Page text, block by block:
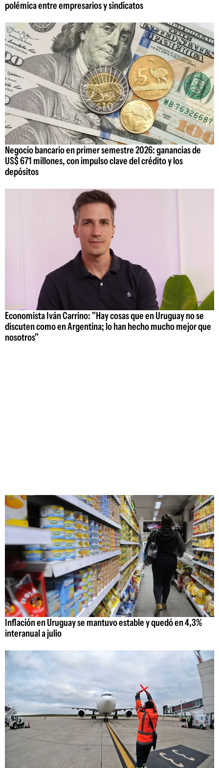
polémica entre empresarios y sindicatos
Negocio bancario en primer semestre 2026: ganancias de
US$ 671 millones, con impulso clave del crédito y los
depósitos
Economista Iván Carrino: "Hay cosas que en Uruguay no se
discuten como en Argentina; lo han hecho mucho mejor que
nosotros"
Inflación en Uruguay se mantuvo estable y quedó en 4,3%
interanual a julio